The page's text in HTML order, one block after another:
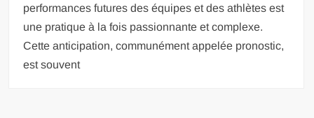
performances futures des équipes et des athlètes est
une pratique à la fois passionnante et complexe.
Cette anticipation, communément appelée pronostic,
est souvent